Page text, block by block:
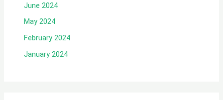
June 2024
May 2024
February 2024
January 2024